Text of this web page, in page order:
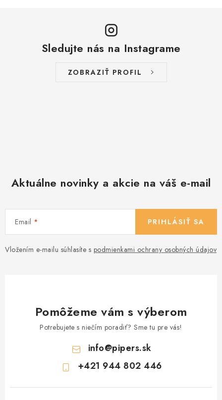
Sledujte nás na Instagrame
ZOBRAZIŤ PROFIL
Aktuálne novinky a akcie na váš e-mail
Email
Vložením e-mailu súhlasíte s podmienkami ochrany osobných údajov
PRIHLÁSIŤ SA
Pomôžeme vám s výberom
Potrebujete s niečím poradiť? Sme tu pre vás!
info@pipers.sk
+421 944 802 446